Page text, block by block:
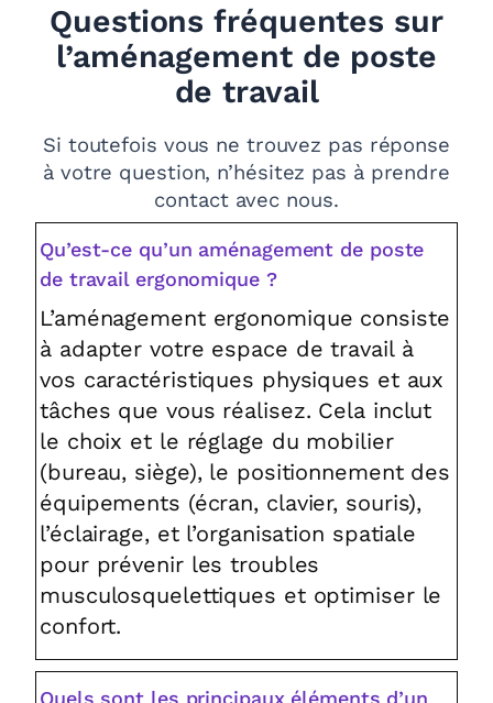
Questions fréquentes sur
l’aménagement de poste
de travail
Si toutefois vous ne trouvez pas réponse
à votre question, n’hésitez pas à prendre
contact avec nous.
Qu’est-ce qu’un aménagement de poste
de travail ergonomique ?
L’aménagement ergonomique consiste
à adapter votre espace de travail à
vos caractéristiques physiques et aux
tâches que vous réalisez. Cela inclut
le choix et le réglage du mobilier
(bureau, siège), le positionnement des
équipements (écran, clavier, souris),
l’éclairage, et l’organisation spatiale
pour prévenir les troubles
musculosquelettiques et optimiser le
confort.
Quels sont les principaux éléments d’un